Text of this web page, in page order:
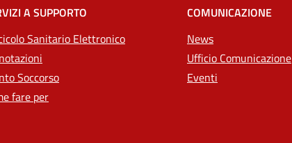
A SUPPORTO
Sanitario Elettronico
Soccorso
fare per
COMUNICAZIONE
News
Ufficio Comunicazione
Eventi